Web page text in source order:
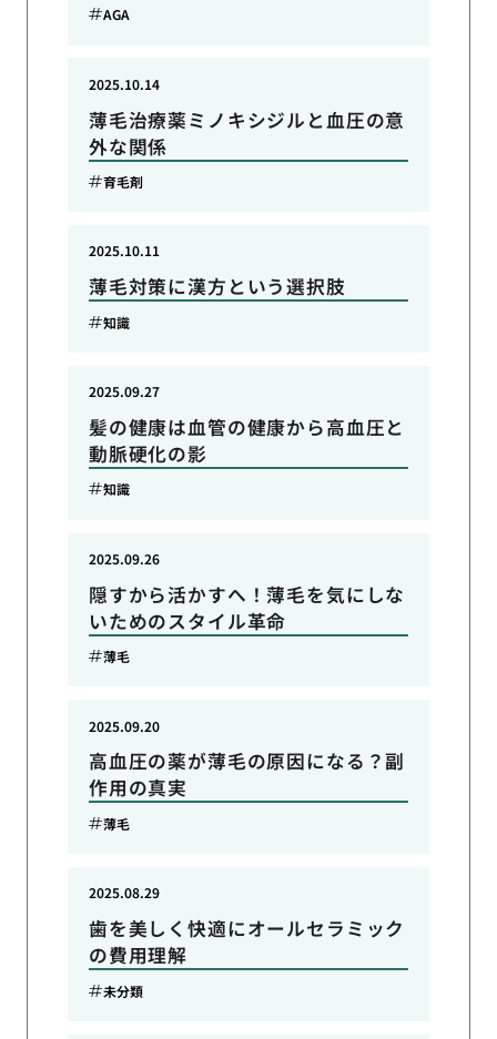
AGA
薄毛治療薬ミノキシジルと血圧の意
外な関係
2025.10.14
育毛剤
薄毛対策に漢方という選択肢
2025.10.11
知識
髪の健康は血管の健康から高血圧と
動脈硬化の影
2025.09.27
知識
隠すから活かすへ！薄毛を気にしな
いためのスタイル革命
2025.09.26
薄毛
高血圧の薬が薄毛の原因になる？副
作用の真実
2025.09.20
薄毛
歯を美しく快適にオールセラミック
の費用理解
2025.08.29
未分類